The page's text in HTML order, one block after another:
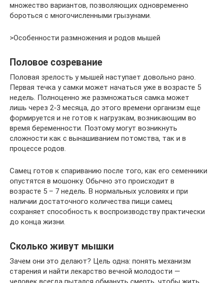
множество вариантов, позволяющих одновременно
бороться с многочисленными грызунами.
>Особенности размножения и родов мышей
Половое созревание
Половая зрелость у мышей наступает довольно рано.
Первая течка у самки может начаться уже в возрасте 5
недель. Полноценно же размножаться самка может
лишь через 2-3 месяца, до этого времени организм еще
формируется и не готов к нагрузкам, возникающим во
время беременности. Поэтому могут возникнуть
сложности как с вынашиванием потомства, так и в
процессе родов.
Самец готов к спариванию после того, как его семенники
опустятся в мошонку. Обычно это происходит в
возрасте 5 – 7 недель. В нормальных условиях и при
наличии достаточного количества пищи самец
сохраняет способность к воспроизводству практически
до конца жизни.
Сколько живут мышки
Зачем они это делают? Цель одна: понять механизм
старения и найти лекарство вечной молодости —